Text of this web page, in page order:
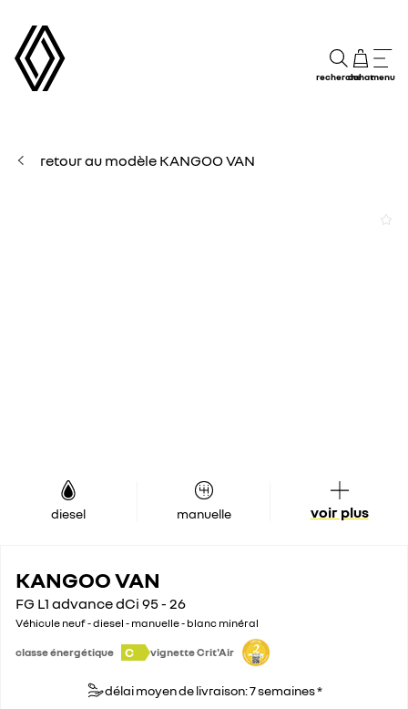
rechercheachatmenu
retour au modèle KANGOO VAN
diesel manuelle voir plus
KANGOO VAN
FG L1 advance dCi 95 - 26
Véhicule neuf - diesel - manuelle - blanc minéral
classe énergétique C vignette Crit'Air
délai moyen de livraison: 7 semaines *